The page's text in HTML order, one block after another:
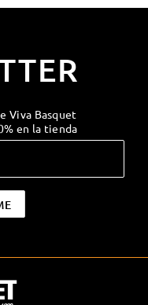
Viva Basquet
en la tienda